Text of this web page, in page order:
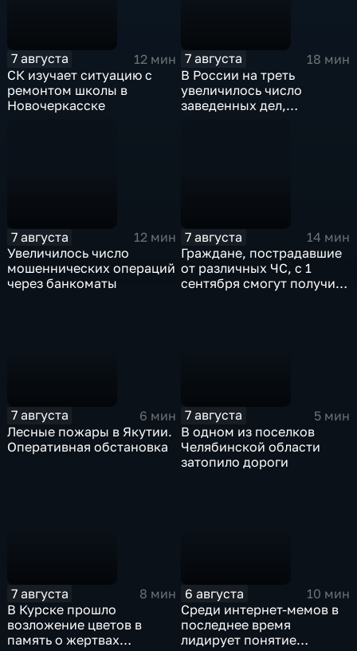
7 августа
12 мин
СК изучает ситуацию с
ремонтом школы в
Новочеркасске
7 августа
18 мин
В России на треть
увеличилось число
заведенных дел,
7 августа
12 мин
Увеличилось число
мошеннических операций
через банкоматы
7 августа
14 мин
Граждане, пострадавшие
от различных ЧС, с 1
сентября смогут получить
7 августа
6 мин
Лесные пожары в Якутии.
Оперативная обстановка
7 августа
5 мин
В одном из поселков
Челябинской области
затопило дороги
7 августа
8 мин
В Курске прошло
возложение цветов в
память о жертвах
6 августа
10 мин
Среди интернет-мемов в
последнее время
лидирует понятие